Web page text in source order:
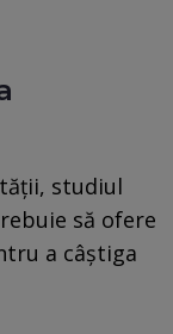
studiul
să ofere
a câștiga